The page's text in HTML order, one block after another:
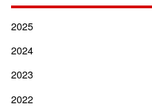
2025
2024
2023
2022